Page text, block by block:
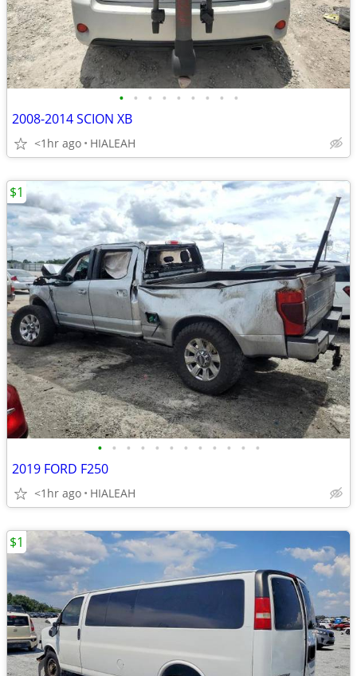
• • • • • • • • •
2008-2014 SCION XB
<1hr ago HIALEAH
• • • • • • • • • • • •
2019 FORD F250
<1hr ago HIALEAH
$1
$1